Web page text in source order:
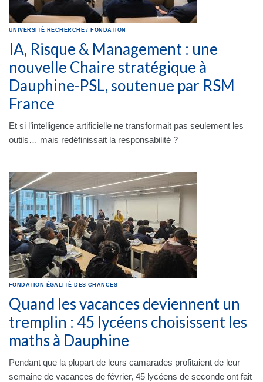
UNIVERSITÉ RECHERCHE / FONDATION
IA, Risque & Management : une
nouvelle Chaire stratégique à
Dauphine-PSL, soutenue par RSM
France
Et si l’intelligence artificielle ne transformait pas seulement les
outils… mais redéfinissait la responsabilité ?
FONDATION ÉGALITÉ DES CHANCES
Quand les vacances deviennent un
tremplin : 45 lycéens choisissent les
maths à Dauphine
Pendant que la plupart de leurs camarades profitaient de leur
semaine de vacances de février, 45 lycéens de seconde ont fait